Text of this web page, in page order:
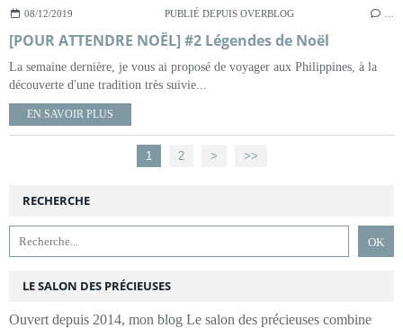
08/12/2019 PUBLIÉ DEPUIS OVERBLOG
[POUR ATTENDRE NOËL] #2 Légendes de Noël
La semaine dernière, je vous ai proposé de voyager aux Philippines, à la
découverte d'une tradition très suivie...
EN SAVOIR PLUS
1 2 > >>
RECHERCHE
LE SALON DES PRÉCIEUSES
Ouvert depuis 2014, mon blog Le salon des précieuses combine